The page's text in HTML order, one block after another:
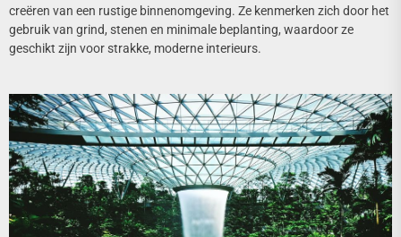
creëren van een rustige binnenomgeving. Ze kenmerken zich door het
gebruik van grind, stenen en minimale beplanting, waardoor ze
geschikt zijn voor strakke, moderne interieurs.